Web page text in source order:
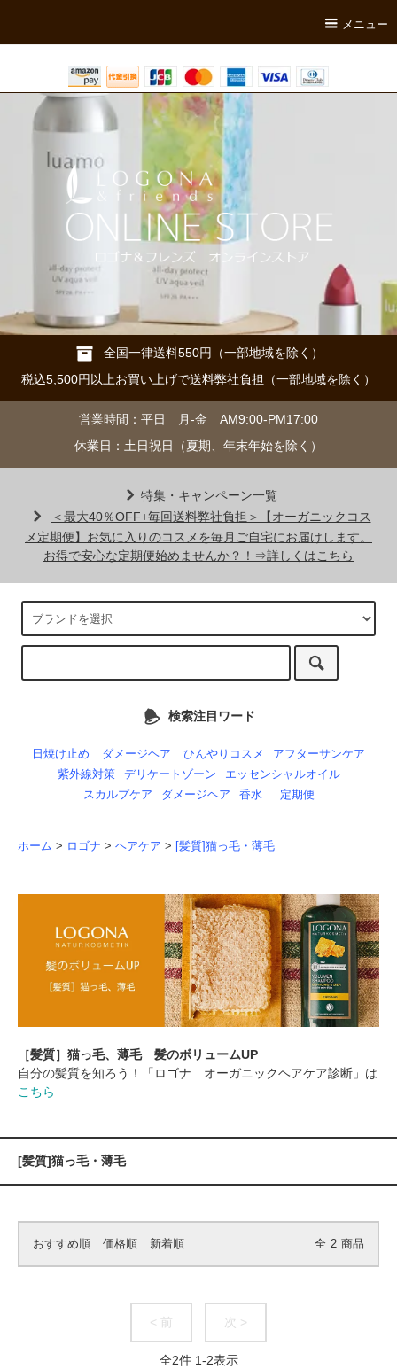
メニュー
全国一律送料550円（一部地域を除く）
税込5,500円以上お買い上げで送料弊社負担（一部地域を除く）
営業時間：平日 月-金 AM9:00-PM17:00
休業日：土日祝日（夏期、年末年始を除く）
特集・キャンペーン一覧
＜最大40％OFF+毎回送料弊社負担＞【オーガニックコス
メ定期便】お気に入りのコスメを毎月ご自宅にお届けします。
お得で安心な定期便始めませんか？！⇒詳しくはこちら
検索注目ワード
日焼け止め ダメージヘア ひんやりコスメ
アフターサンケア
紫外線対策
デリケートゾーン
エッセンシャルオイル
スカルプケア
ダメージヘア 香水 定期便
ホーム > ロゴナ > ヘアケア > [髪質]猫っ毛・薄毛
［髪質］猫っ毛、薄毛 髪のボリュームUP
自分の髪質を知ろう！「ロゴナ オーガニックヘアケア診断」は
こちら
[髪質]猫っ毛・薄毛
おすすめ順 価格順 新着順 全 2 商品
< 前 次 >
全2件 1-2表示